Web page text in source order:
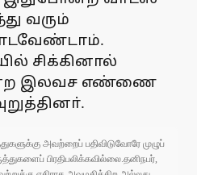
வரும்
சிக்கினால்
இலவச எண்ணை
அவற்றைப் பதிவிடுவோரே முழுப்
பிரதிபலிக்கவில்லை.தனிநபர்,